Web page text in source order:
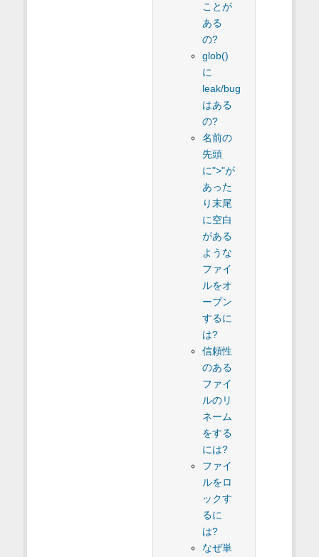
ことが
ある
の?
glob()
に
leak/bug
はある
の?
名前の
先頭
に">"が
あった
り末尾
に空白
がある
ような
ファイ
ルをオ
ープン
するに
は?
信頼性
のある
ファイ
ルのリ
ネーム
をする
には?
ファイ
ルをロ
ックす
るに
は?
なぜ単